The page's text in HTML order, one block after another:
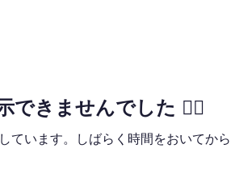
できませんでした 🙇‍♂️
ています。しばらく時間をおいてから